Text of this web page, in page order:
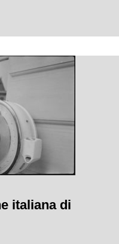
italiana di